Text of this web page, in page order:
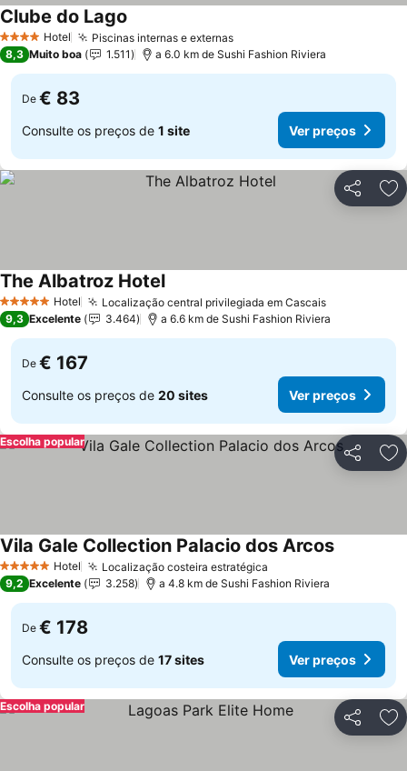
4 EstrelasHotel Piscinas internas e externasVer preços
Clube do Lago
8,3 Muito boa 1.511 a 6.0 km de Sushi Fashion Riviera
De € 83
Consulte os preços de 1 site Ver preços
Partilhar
5 Estrelas Hotel Localização central privilegiada em CascaisVer preços
The Albatroz HotelVer preços
9,3 Excelente 3.464 a 6.6 km de Sushi Fashion Riviera
De € 167
Consulte os preços de 20 sites Ver preços
Partilhar
Escolha popular
5 Estrelas Hotel Localização costeira estratégica
Vila Gale Collection Palacio dos ArcosVer preços
9,2 Excelente 3.258 a 4.8 km de Sushi Fashion Riviera
De € 178
Consulte os preços de 17 sites Ver preços
Partilhar
Escolha popular